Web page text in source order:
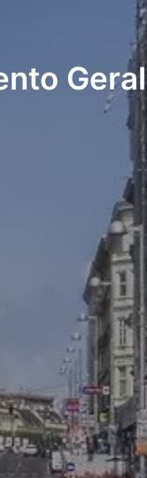
Geral